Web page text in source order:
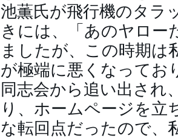
池薫氏が飛行機のタラ
きには、「あのヤロー
ましたが、この時期は
が極端に悪くなってお
同志会から追い出され
り、ホームページを立
な転回点だったので、